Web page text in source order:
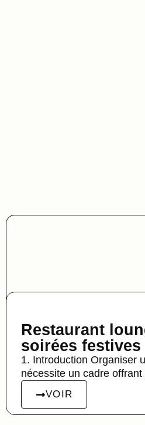
Restaurant
soirées festives
1. Introduction Organiser
nécessite un cadre offrant
VOIR